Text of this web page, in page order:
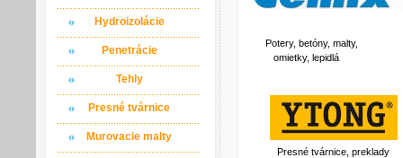
Hydroizolácie
Penetrácie
Tehly
Presné tvárnice
Murovacie malty
Potery, betóny, malty,
omietky, lepidlá
Presné tvárnice, preklady